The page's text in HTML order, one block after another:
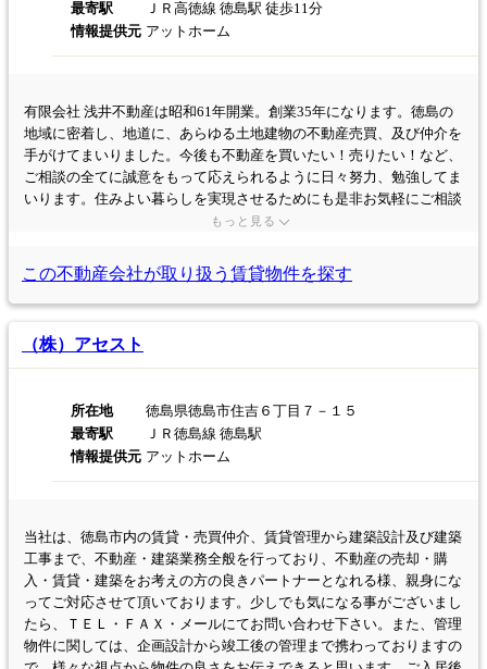
最寄駅
ＪＲ高徳線 徳島駅 徒歩11分
情報提供元 アットホーム
有限会社 浅井不動産は昭和61年開業。創業35年になります。徳島の
地域に密着し、地道に、あらゆる土地建物の不動産売買、及び仲介を
手がけてまいりました。今後も不動産を買いたい！売りたい！など、
ご相談の全てに誠意をもって応えられるように日々努力、勉強してま
いります。住みよい暮らしを実現させるためにも是非お気軽にご相談
もっと見る
この不動産会社が取り扱う 賃貸物件を探す
（株）アセスト
所在地
徳島県徳島市住吉６丁目７－１５
最寄駅
ＪＲ徳島線 徳島駅
情報提供元 アットホーム
当社は、徳島市内の賃貸・売買仲介、賃貸管理から建築設計及び建築
工事まで、不動産・建築業務全般を行っており、不動産の売却・購
入・賃貸・建築をお考えの方の良きパートナーとなれる様、親身にな
ってご対応させて頂いております。少しでも気になる事がございまし
たら、ＴＥＬ・ＦＡＸ・メールにてお問い合わせ下さい。また、管理
物件に関しては、企画設計から竣工後の管理まで携わっておりますの